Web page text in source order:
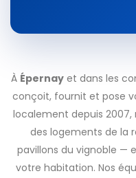
À Épernayet dans les
conçoit, fournit et pose
localement depuis 2007,
des logements de la
pavillons du vignoble —
votre habitation. Nos